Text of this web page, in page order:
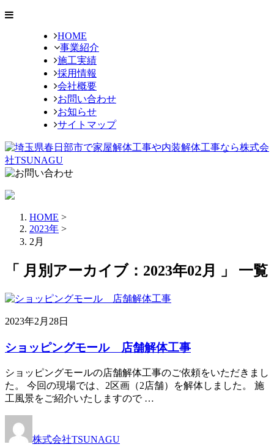
HOME
事業紹介
施工実績
採用情報
会社概要
お問い合わせ
お知らせ
サイトマップ
HOME >
2023年 >
2月
「 月別アーカイブ：2023年02月 」 一覧
2023年2月28日
ショッピングモール 店舗解体工事
ショッピングモールの店舗解体工事のご依頼をいただきまし
た。 今回の現場では、2区画（2店舗）を解体しました。 施
工風景をご紹介いたしますので …
株式会社TSUNAGU